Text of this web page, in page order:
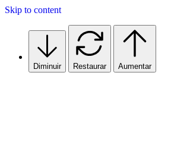
Skip to content
Diminuir Restaurar Aumentar